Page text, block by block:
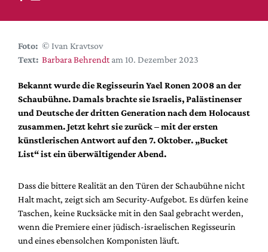
DdB-map
Premierensuche
Festival-Planer
Hefte
Alle Hefte
Leseproben
Podcast
Shop / Abo
Newsletter
Redaktion
Autor:innen
Foto: © Ivan Kravtsov
Text: Barbara Behrendt am 10. Dezember 2023
Bekannt wurde die Regisseurin Yael Ronen 2008 an der
Schaubühne. Damals brachte sie Israelis, Palästinenser
und Deutsche der dritten Generation nach dem Holocaust
zusammen. Jetzt kehrt sie zurück – mit der ersten
künstlerischen Antwort auf den 7. Oktober. „Bucket
List“ ist ein überwältigender Abend.
Dass die bittere Realität an den Türen der Schaubühne nicht
Halt macht, zeigt sich am Security-Aufgebot. Es dürfen keine
Taschen, keine Rucksäcke mit in den Saal gebracht werden,
wenn die Premiere einer jüdisch-israelischen Regisseurin
und eines ebensolchen Komponisten läuft.